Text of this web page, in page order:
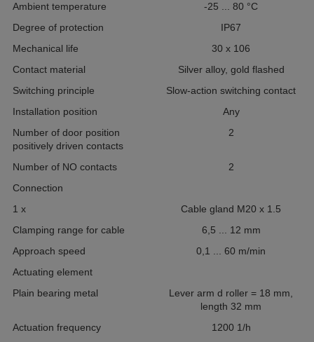
Ambient temperature
-25 ... 80 °C
Degree of protection
IP67
Mechanical life
30 x 106
Contact material
Silver alloy, gold flashed
Switching principle
Slow-action switching contact
Installation position
Any
Number of door position
positively driven contacts
2
Number of NO contacts
2
Connection
1 x
Cable gland M20 x 1.5
Clamping range for cable
6,5 ... 12 mm
Approach speed
0,1 ... 60 m/min
Actuating element
Plain bearing metal
Lever arm d roller = 18 mm,
length 32 mm
Actuation frequency
1200 1/h